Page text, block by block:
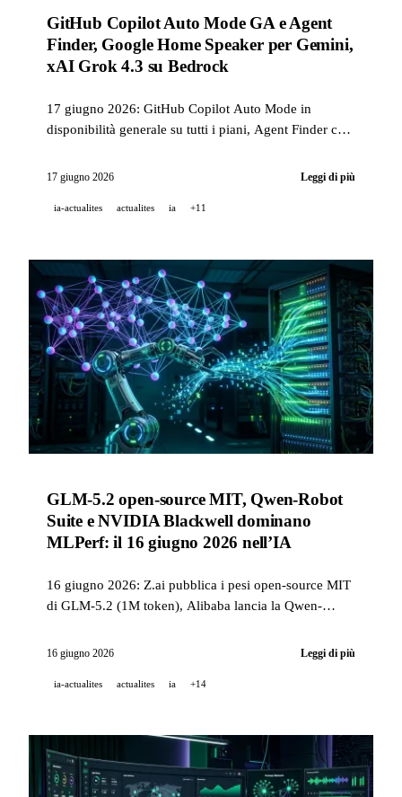
GitHub Copilot Auto Mode GA e Agent
Finder, Google Home Speaker per Gemini,
xAI Grok 4.3 su Bedrock
17 giugno 2026: GitHub Copilot Auto Mode in
disponibilità generale su tutti i piani, Agent Finder con
99,99 USD, Grok 4.3 su Amazon Bedrock e chimico
17 giugno 2026 Leggi di più
ia-actualites actualites ia +11
GLM-5.2 open-source MIT, Qwen-Robot
Suite e NVIDIA Blackwell dominano
MLPerf: il 16 giugno 2026 nell’IA
16 giugno 2026: Z.ai pubblica i pesi open-source MIT
di GLM-5.2 (1M token), Alibaba lancia la Qwen-
vince tutti i benchmark MLPerf Training 6.0 e GitHub
16 giugno 2026 Leggi di più
ia-actualites actualites ia +14